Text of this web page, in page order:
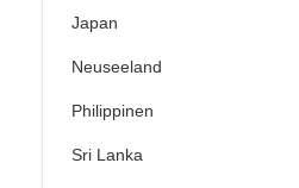
Japan
Neuseeland
Philippinen
Sri Lanka